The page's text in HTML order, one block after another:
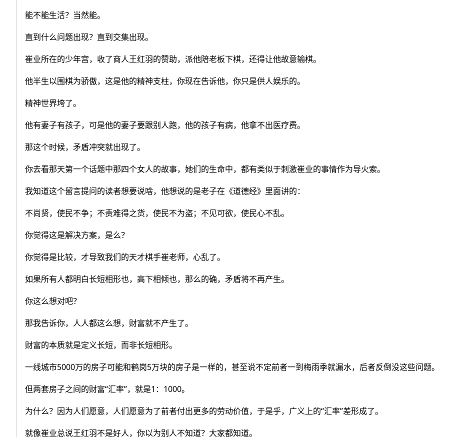
能不能生活？当然能。
直到什么问题出现？直到交集出现。
崔业所在的少年宫，收了商人王红羽的赞助，派他陪老板下棋，还得让他故意输棋。
他半生以围棋为骄傲，这是他的精神支柱，你现在告诉他，你只是供人娱乐的。
精神世界垮了。
他有妻子有孩子，可是他的妻子要跟别人跑，他的孩子有病，他拿不出医疗费。
那这个时候，矛盾冲突就出现了。
你去看那天第一个话题中那四个女人的故事，她们的生命中，都有类似于刺激崔业的事情作为导火索。
我知道这个留言提问的读者想要说啥，他想说的是老子在《道德经》里面讲的：
不尚贤，使民不争；不责难得之货，使民不为盗；不见可欲，使民心不乱。
你觉得这是解决方案，是么？
你觉得是比较，才导致我们的天才棋手崔老师，心乱了。
如果所有人都明白长短相形也，高下相倾也，那么的确，矛盾将不再产生。
你这么想对吧？
那我告诉你，人人都这么想，财富就不产生了。
财富的本质就是定义长短，而非长短相形。
一线城市5000万的房子可能和鹤岗5万块的房子是一样的，甚至说不定前者一到梅雨季就漏水，后者反倒没这些问题。
但两套房子之间的财富“汇率”，就是1：1000。
为什么？因为人们愿意，人们愿意为了前者付出更多的劳动价值，于是乎，广义上的“汇率”差形成了。
就像崔业总说王红羽不是好人，你以为别人不知道？大家都知道。